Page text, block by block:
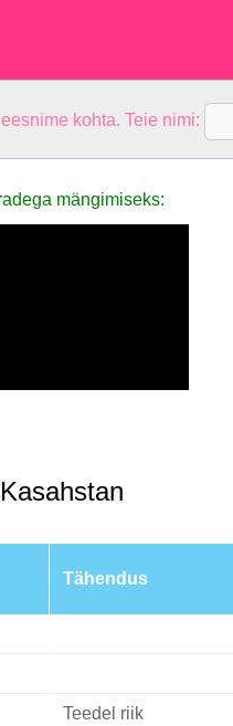
kohta. Teie nimi:
mängimiseks:
Tähendus
Teedel riik